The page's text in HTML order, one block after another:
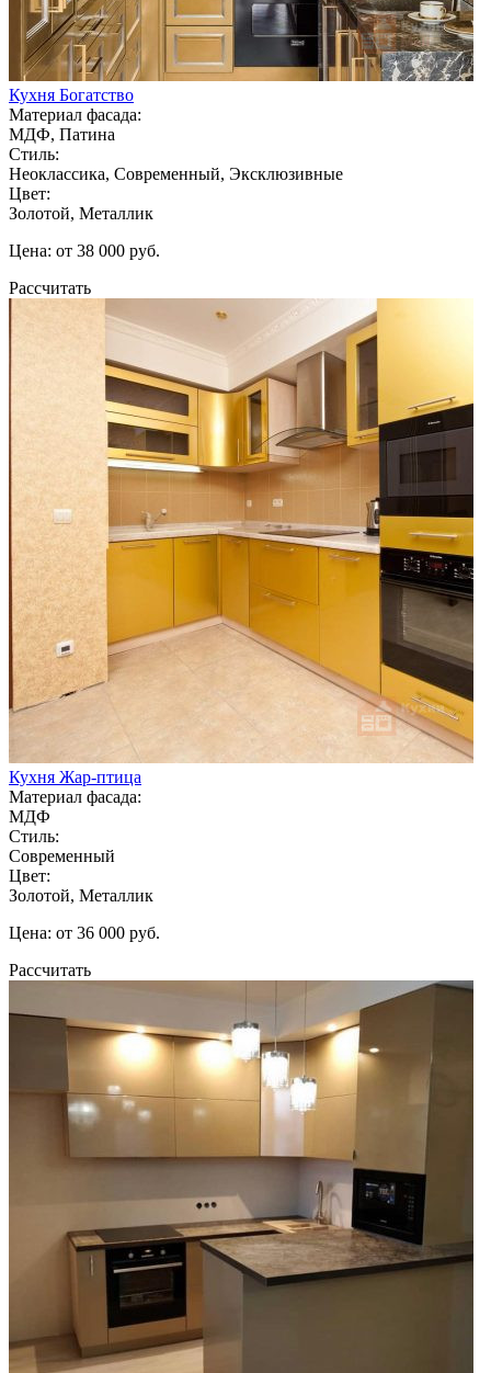
Кухня Богатство
Материал фасада:
МДФ, Патина
Стиль:
Неоклассика, Современный, Эксклюзивные
Цвет:
Золотой, Металлик
Цена: от 38 000 руб.
Рассчитать
Кухня Жар-птица
Материал фасада:
МДФ
Стиль:
Современный
Цвет:
Золотой, Металлик
Цена: от 36 000 руб.
Рассчитать